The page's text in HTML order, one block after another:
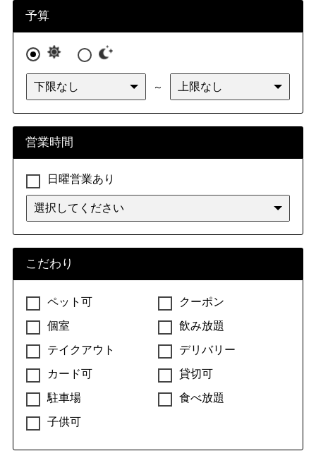
予算
～
営業時間
日曜営業あり
こだわり
ペット可
クーポン
個室
飲み放題
テイクアウト
デリバリー
カード可
貸切可
駐車場
食べ放題
子供可